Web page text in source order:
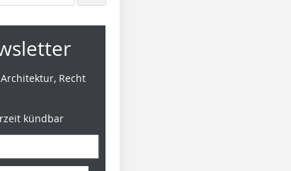
Recht
kündbar